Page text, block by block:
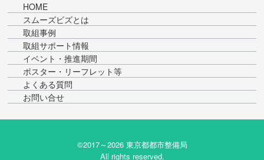
HOME
スムーズビズとは
取組事例
取組サポート情報
イベント・推進期間
ポスター・リーフレット等
よくある質問
お問い合せ
©2017～2026 東京都都市整備局
All rights reserved.